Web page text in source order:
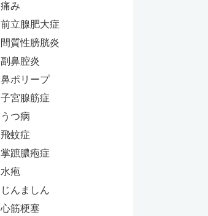
痛み
前立腺肥大症
間質性膀胱炎
副鼻腔炎
鼻ポリープ
子宮腺筋症
うつ病
飛蚊症
掌蹠膿疱症
水疱
じんましん
心筋梗塞